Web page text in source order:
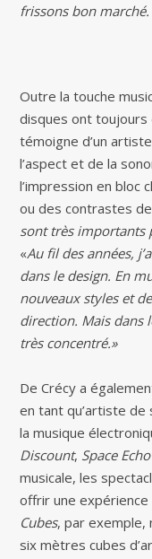
frissons bon marché.
Outre la touche
disques ont toujours
témoigne d’un
l’aspect et de la
l’impression en bloc
ou des contrastes
sont très importants
«Au fil des années,
dans le design. En
nouveaux styles et
direction. Mais dans
très concentré.»
De Crécy a
en tant qu’artiste de
la musique
Discount, Space Echo
musicale, les
offrir une expérience
Cubes, par exemple,
six mètres cubes